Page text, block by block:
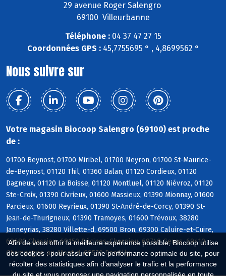
Afin de vous offrir la meilleure expérience possible, Biocoop utilise
des cookies : pour assurer une performance optimale du site, pour
récolter des statistiques afin d'analyser le trafic et la performance
29 avenue Roger Salengro
69100 Villeurbanne
Téléphone :04 37 47 27 15
Coordonnées GPS :45,7755695 ° , 4,8699562 °
Nous suivre sur
Votre magasin Biocoop Salengro (69100) est proche
de :
01700 Beynost, 01700 Miribel, 01700 Neyron, 01700 St-Maurice-
de-Beynost, 01120 Thil, 01360 Balan, 01120 Cordieux, 01120
Dagneux, 01120 La Boisse, 01120 Montluel, 01120 Niévroz, 01120
Ste-Croix, 01390 Civrieux, 01600 Massieux, 01390 Mionnay, 01600
Parcieux, 01600 Reyrieux, 01390 St-André-de-Corcy, 01390 St-
Jean-de-Thurigneux, 01390 Tramoyes, 01600 Trévoux, 38280
Janneyrias, 38280 Villette-d, 69500 Bron, 69300 Caluire-et-Cuire,
69680 Chassieu, 69150 Décines-Charpieu, 69740 Genas, 69410
Champagne-au-Mont-d, 69570 Dardilly